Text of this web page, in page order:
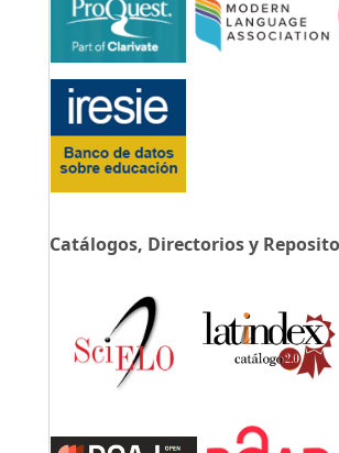
Catálogos, Directorios y